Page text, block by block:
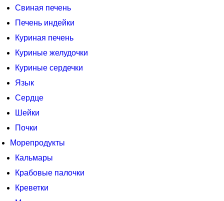
Свиная печень
Печень индейки
Куриная печень
Куриные желудочки
Куриные сердечки
Язык
Сердце
Шейки
Почки
Морепродукты
Кальмары
Крабовые палочки
Креветки